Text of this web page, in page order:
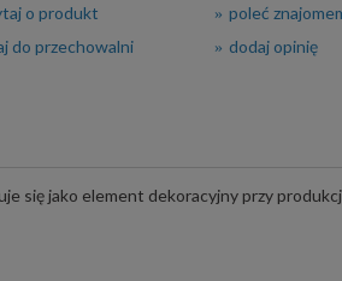
o produkt
poleć
do przechowalni
dodaj opinię
się jako element dekoracyjny przy